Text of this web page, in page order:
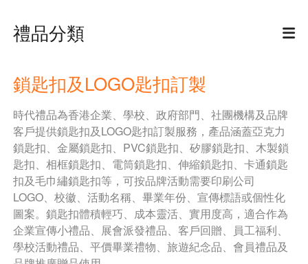
禮品分類
鎖匙扣及LOGO匙扣訂製
時代禮品為香港企業、學校、政府部門、社團機構及品牌
客戶提供鎖匙扣及LOGO匙扣訂製服務，產品涵蓋亞克力
鎖匙扣、金屬鎖匙扣、PVC鎖匙扣、矽膠鎖匙扣、木製鎖
匙扣、相框鎖匙扣、電筒鎖匙扣、伸縮鎖匙扣、卡通鎖匙
扣及毛巾繡鎖匙扣等，可按品牌活動需要印刷公司
LOGO、校徽、活動名稱、畢業年份、宣傳標語或個性化
圖案。鎖匙扣體積輕巧、成本靈活、實用度高，適合作為
企業宣傳小禮品、展會派發禮品、客戶回贈、員工福利、
學校活動禮品、平價畢業禮物、旅遊紀念品、會員禮品及